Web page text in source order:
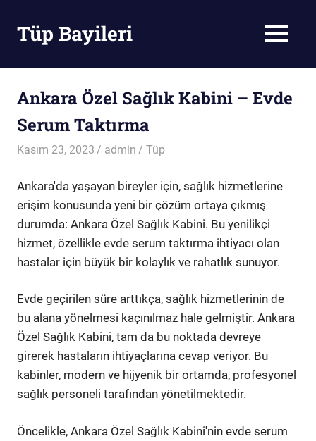
contentTüp Bayileri MENU
Ankara Özel Sağlık Kabini – Evde
Serum Taktırma
Kasım 23, 2023 admin Tüp
Ankara'da yaşayan bireyler için, sağlık hizmetlerine
erişim konusunda yeni bir çözüm ortaya çıkmış
durumda: Ankara Özel Sağlık Kabini. Bu yenilikçi
hizmet, özellikle evde serum taktırma ihtiyacı olan
hastalar için büyük bir kolaylık ve rahatlık sunuyor.
Evde geçirilen süre arttıkça, sağlık hizmetlerinin de
bu alana yönelmesi kaçınılmaz hale gelmiştir. Ankara
Özel Sağlık Kabini, tam da bu noktada devreye
girerek hastaların ihtiyaçlarına cevap veriyor. Bu
kabinler, modern ve hijyenik bir ortamda, profesyonel
sağlık personeli tarafından yönetilmektedir.
Öncelikle, Ankara Özel Sağlık Kabini'nin evde serum